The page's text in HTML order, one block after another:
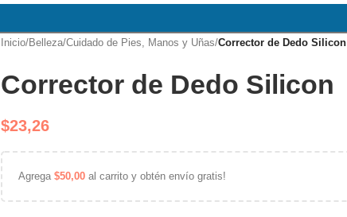
Inicio/Belleza/Cuidado de Pies, Manos y Uñas/Corrector de Dedo Silicon
Corrector de Dedo Silicon
$23,26
Agrega $50,00 al carrito y obtén envío gratis!